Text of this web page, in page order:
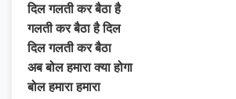
दिल गलती कर बैठा है
गलती कर बैठा है दिल
दिल गलती कर बैठा
अब बोल हमारा क्या होगा
बोल हमारा हमारा